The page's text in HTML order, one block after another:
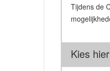
Tijdens de
Kies